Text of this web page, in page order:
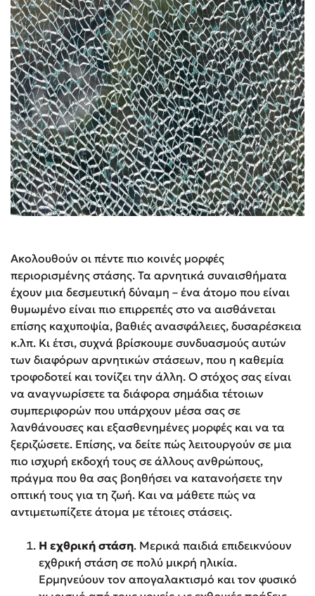
Ακολουθούν οι πέντε πιο κοινές μορφές
περιορισμένης στάσης. Τα αρνητικά συναισθήματα
έχουν μια δεσμευτική δύναμη – ένα άτομο που είναι
θυμωμένο είναι πιο επιρρεπές στο να αισθάνεται
επίσης καχυποψία, βαθιές ανασφάλειες, δυσαρέσκεια
κ.λπ. Κι έτσι, συχνά βρίσκουμε συνδυασμούς αυτών
των διαφόρων αρνητικών στάσεων, που η καθεμία
τροφοδοτεί και τονίζει την άλλη. Ο στόχος σας είναι
να αναγνωρίσετε τα διάφορα σημάδια τέτοιων
συμπεριφορών που υπάρχουν μέσα σας σε
λανθάνουσες και εξασθενημένες μορφές και να τα
ξεριζώσετε. Επίσης, να δείτε πώς λειτουργούν σε μια
πιο ισχυρή εκδοχή τους σε άλλους ανθρώπους,
πράγμα που θα σας βοηθήσει να κατανοήσετε την
οπτική τους για τη ζωή. Και να μάθετε πώς να
αντιμετωπίζετε άτομα με τέτοιες στάσεις.
Η εχθρική στάση. Μερικά παιδιά επιδεικνύουν
εχθρική στάση σε πολύ μικρή ηλικία.
Ερμηνεύουν τον απογαλακτισμό και τον φυσικό